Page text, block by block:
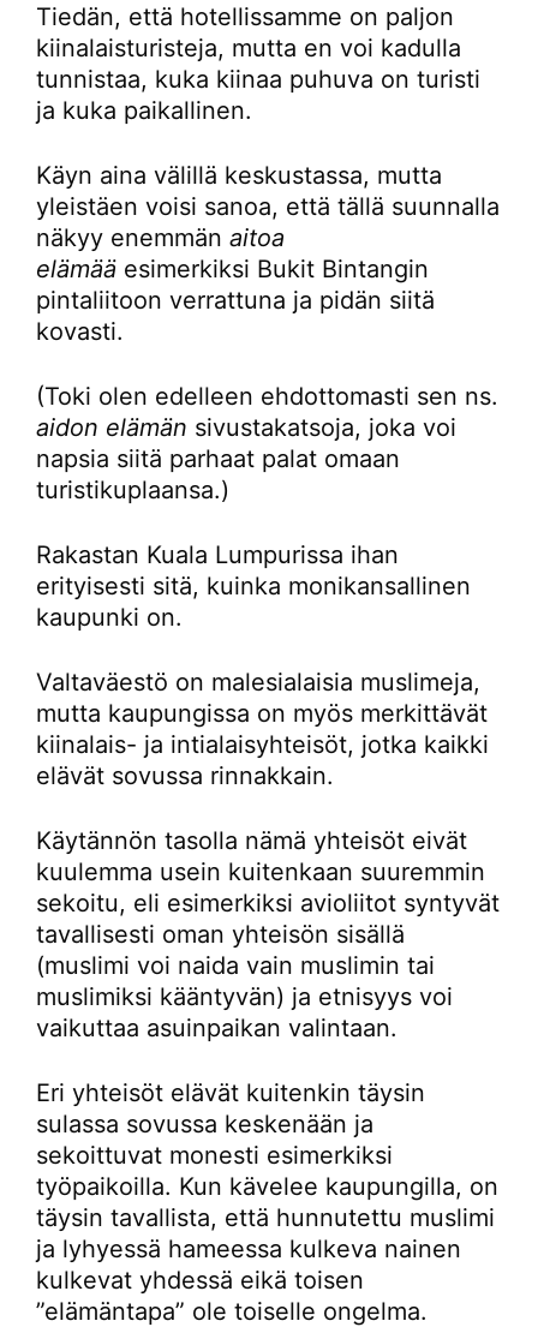
Tiedän, että hotellissamme on paljon
kiinalaisturisteja, mutta en voi kadulla
tunnistaa, kuka kiinaa puhuva on turisti
ja kuka paikallinen.
Käyn aina välillä keskustassa, mutta
yleistäen voisi sanoa, että tällä suunnalla
näkyy enemmän aitoa
elämää esimerkiksi Bukit Bintangin
pintaliitoon verrattuna ja pidän siitä
kovasti.
(Toki olen edelleen ehdottomasti sen ns.
aidon elämän sivustakatsoja, joka voi
napsia siitä parhaat palat omaan
turistikuplaansa.)
Rakastan Kuala Lumpurissa ihan
erityisesti sitä, kuinka monikansallinen
kaupunki on.
Valtaväestö on malesialaisia muslimeja,
mutta kaupungissa on myös merkittävät
kiinalais- ja intialaisyhteisöt, jotka kaikki
elävät sovussa rinnakkain.
Käytännön tasolla nämä yhteisöt eivät
kuulemma usein kuitenkaan suuremmin
sekoitu, eli esimerkiksi avioliitot syntyvät
tavallisesti oman yhteisön sisällä
(muslimi voi naida vain muslimin tai
muslimiksi kääntyvän) ja etnisyys voi
vaikuttaa asuinpaikan valintaan.
Eri yhteisöt elävät kuitenkin täysin
sulassa sovussa keskenään ja
sekoittuvat monesti esimerkiksi
työpaikoilla. Kun kävelee kaupungilla, on
täysin tavallista, että hunnutettu muslimi
ja lyhyessä hameessa kulkeva nainen
kulkevat yhdessä eikä toisen
”elämäntapa” ole toiselle ongelma.